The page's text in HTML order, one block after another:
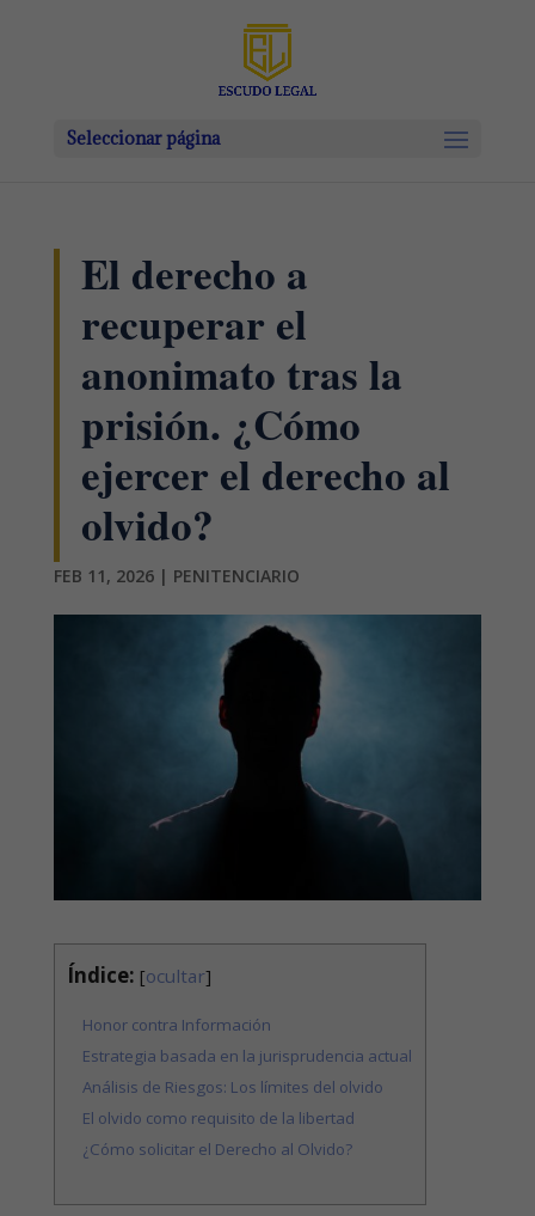
Seleccionar página
El derecho a
recuperar el
anonimato tras la
prisión. ¿Cómo
ejercer el derecho al
olvido?
FEB 11, 2026| PENITENCIARIO
Índice: [ocultar]
Honor contra Información
Estrategia basada en la jurisprudencia actual
Análisis de Riesgos: Los límites del olvido
El olvido como requisito de la libertad
¿Cómo solicitar el Derecho al Olvido?